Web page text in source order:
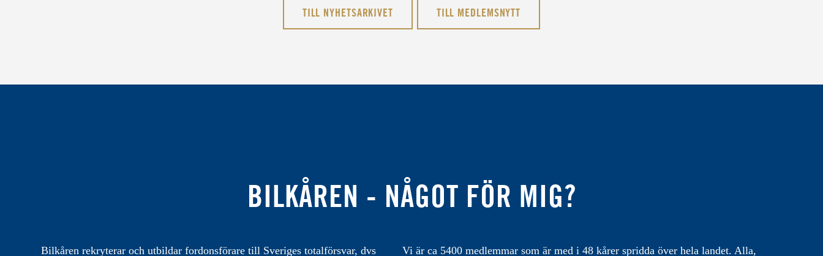
TILL NYHETSARKIVET TILL MEDLEMSNYTT
BILKÅREN - NÅGOT FÖR MIG?
Bilkåren rekryterar och utbildar fordonsförare till Sveriges totalförsvar, dvs Vi är ca 5400 medlemmar som är med i 48 kårer spridda över hela landet. Alla,